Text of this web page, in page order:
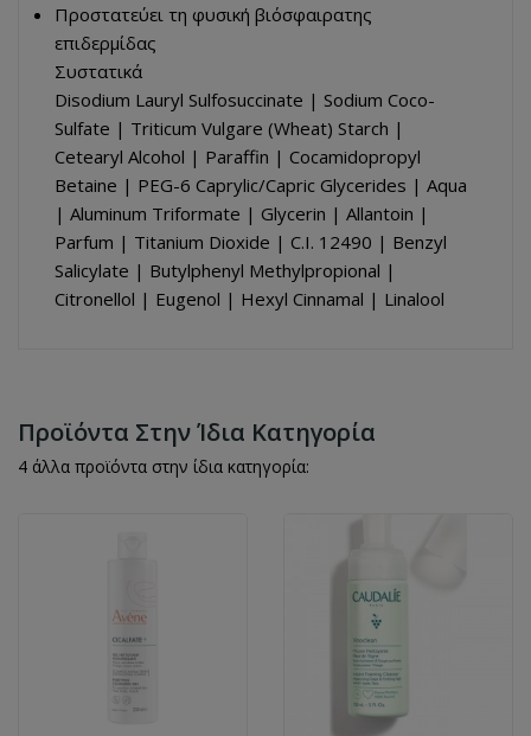
Προστατεύει τη φυσική βιόσφαιρατης
επιδερμίδας
Συστατικά
Disodium Lauryl Sulfosuccinate | Sodium Coco-
Sulfate | Triticum Vulgare (Wheat) Starch |
Cetearyl Alcohol | Paraffin | Cocamidopropyl
Betaine | PEG-6 Caprylic/Capric Glycerides | Aqua
| Aluminum Triformate | Glycerin | Allantoin |
Parfum | Titanium Dioxide | C.I. 12490 | Benzyl
Salicylate | Butylphenyl Methylpropional |
Citronellol | Eugenol | Hexyl Cinnamal | Linalool
Προϊόντα Στην Ίδια Κατηγορία
4 άλλα προϊόντα στην ίδια κατηγορία: